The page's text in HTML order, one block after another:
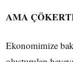
AMA
Ekonomimize